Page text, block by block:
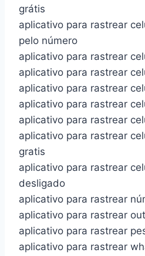
grátis
aplicativo para rastrear
pelo número
aplicativo para rastrear
aplicativo para rastrear
aplicativo para rastrear
aplicativo para rastrear
aplicativo para rastrear
aplicativo para rastrear
gratis
aplicativo para rastrear
desligado
aplicativo para rastrear
aplicativo para rastrear
aplicativo para rastrear
aplicativo para rastrear